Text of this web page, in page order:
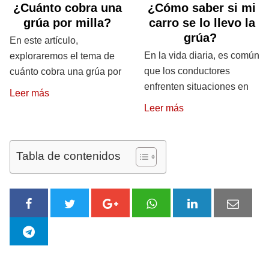
¿Cuánto cobra una
grúa por milla?
En este artículo,
exploraremos el tema de
cuánto cobra una grúa por
Leer más
¿Cómo saber si mi
carro se lo llevo la
grúa?
En la vida diaria, es común
que los conductores
enfrenten situaciones en
Leer más
Tabla de contenidos